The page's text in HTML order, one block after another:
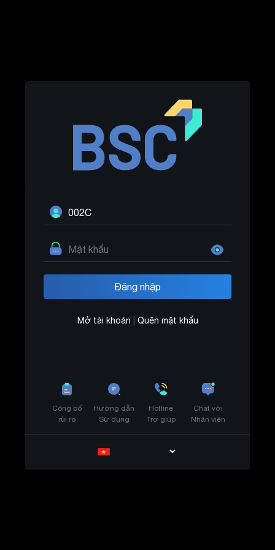
Mở tài khoản Quên mật khẩu
Công bố
rủi ro
Hướng dẫn
Sử dụng
Hotline
Trợ giúp
Chat với
Nhân viên